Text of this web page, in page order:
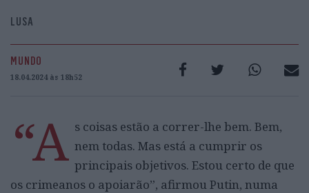
LUSA
MUNDO
18.04.2024 às 18h52
“A s coisas estão a correr-lhe bem. Bem,
nem todas. Mas está a cumprir os
principais objetivos. Estou certo de que
os crimeanos o apoiarão”, afirmou Putin, numa